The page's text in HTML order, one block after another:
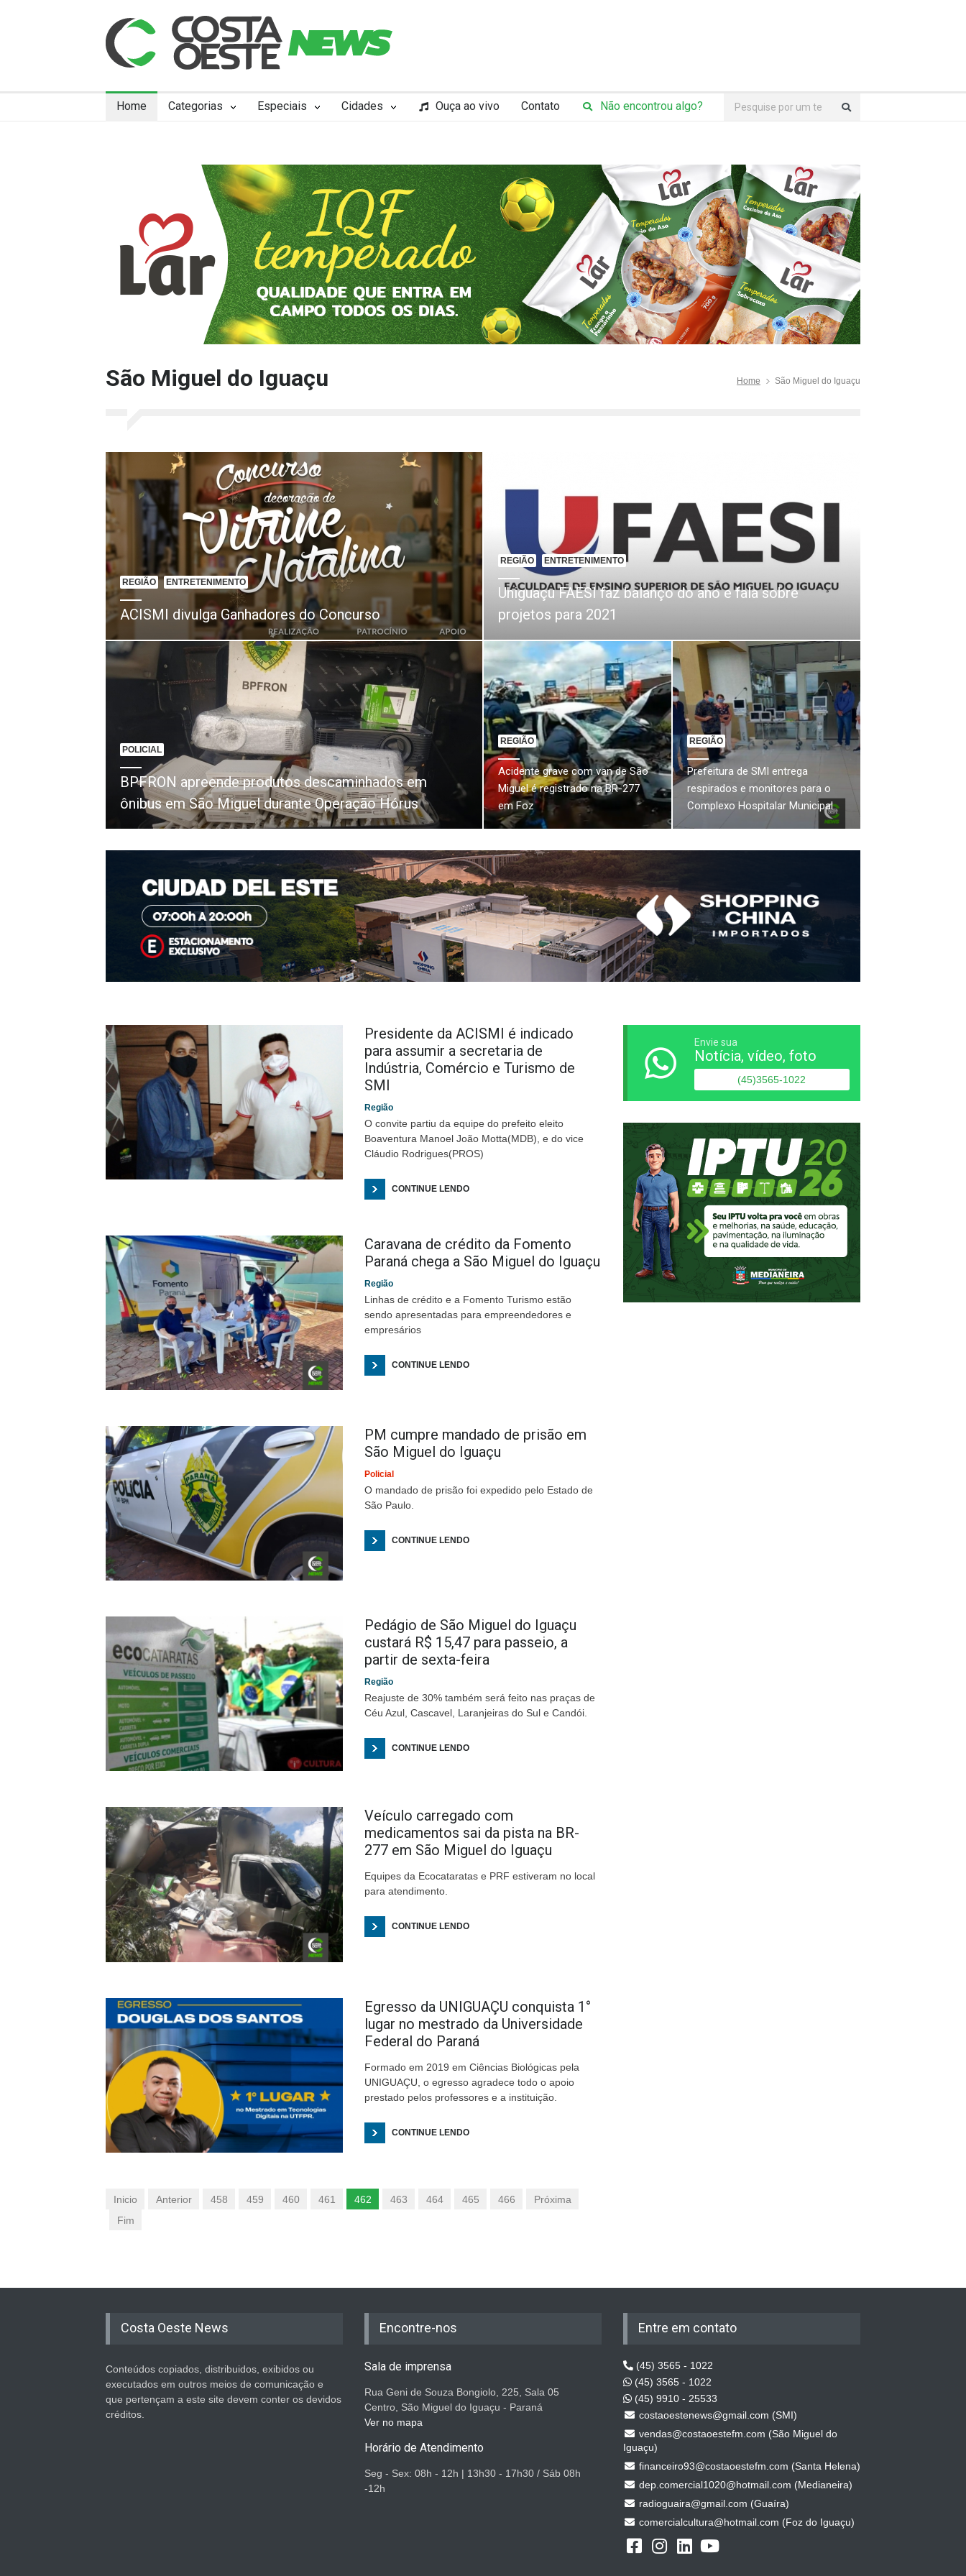
Home Categorias Especiais Cidades Ouça ao vivo Contato Não encontrou algo?
São Miguel do Iguaçu Home São Miguel do Iguaçu
REGIÃO ENTRETENIMENTO
ACISMI divulga Ganhadores do Concurso
REGIÃO ENTRETENIMENTO
Uniguaçu FAESI faz balanço do ano e fala sobre
projetos para 2021
POLICIAL
BPFRON apreende produtos descaminhados em
ônibus em São Miguel durante Operação Hórus
REGIÃO
Acidente grave com van de São
Miguel é registrado na BR-277
em Foz
REGIÃO
Prefeitura de SMI entrega
respirados e monitores para o
Complexo Hospitalar Municipal
Presidente da ACISMI é indicado
para assumir a secretaria de
Indústria, Comércio e Turismo de
SMI
Região
O convite partiu da equipe do prefeito eleito
Boaventura Manoel João Motta(MDB), e do vice
Cláudio Rodrigues(PROS)
CONTINUE LENDO
Caravana de crédito da Fomento
Paraná chega a São Miguel do Iguaçu
Região
Linhas de crédito e a Fomento Turismo estão
sendo apresentadas para empreendedores e
empresários
CONTINUE LENDO
PM cumpre mandado de prisão em
São Miguel do Iguaçu
Policial
O mandado de prisão foi expedido pelo Estado de
São Paulo.
CONTINUE LENDO
Pedágio de São Miguel do Iguaçu
custará R$ 15,47 para passeio, a
partir de sexta-feira
Região
Reajuste de 30% também será feito nas praças de
Céu Azul, Cascavel, Laranjeiras do Sul e Candói.
CONTINUE LENDO
Veículo carregado com
medicamentos sai da pista na BR-
277 em São Miguel do Iguaçu
Equipes da Ecocataratas e PRF estiveram no local
para atendimento.
CONTINUE LENDO
Egresso da UNIGUAÇU conquista 1°
lugar no mestrado da Universidade
Federal do Paraná
Formado em 2019 em Ciências Biológicas pela
UNIGUAÇU, o egresso agradece todo o apoio
prestado pelos professores e a instituição.
CONTINUE LENDO
Inicio Anterior 458 459 460 461 462 463 464 465 466
Próxima
Fim
Envie sua
Notícia, vídeo, foto
(45)3565-1022
Costa Oeste News
Conteúdos copiados, distribuidos, exibidos ou
executados em outros meios de comunicação e
que pertençam a este site devem conter os devidos
créditos.
Encontre-nos
Sala de imprensa
Rua Geni de Souza Bongiolo, 225, Sala 05
Centro, São Miguel do Iguaçu - Paraná
Ver no mapa
Horário de Atendimento
Seg - Sex: 08h - 12h | 13h30 - 17h30 / Sáb 08h
-12h
Entre em contato
(45) 3565 - 1022
(45) 3565 - 1022
(45) 9910 - 25533
costaoestenews@gmail.com (SMI)
vendas@costaoestefm.com (São Miguel do
Iguaçu)
financeiro93@costaoestefm.com (Santa Helena)
dep.comercial1020@hotmail.com (Medianeira)
radioguaira@gmail.com (Guaíra)
comercialcultura@hotmail.com (Foz do Iguaçu)